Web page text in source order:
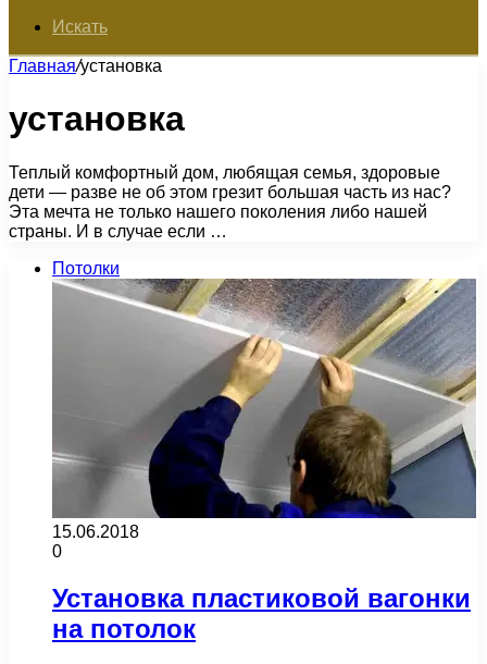
Искать
Главная/установка
установка
Теплый комфортный дом, любящая семья, здоровые
дети — разве не об этом грезит большая часть из нас?
Эта мечта не только нашего поколения либо нашей
страны. И в случае если …
Потолки
15.06.2018
0
Установка пластиковой вагонки
на потолок